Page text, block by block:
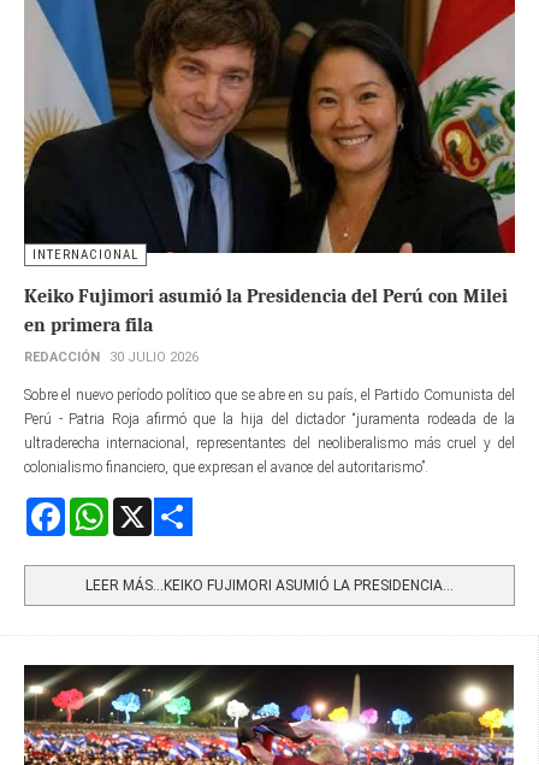
INTERNACIONAL
Keiko Fujimori asumió la Presidencia del Perú con Milei
en primera fila
REDACCIÓN 30 JULIO 2026
Sobre el nuevo período político que se abre en su país, el Partido Comunista del
Perú - Patria Roja afirmó que la hija del dictador “juramenta rodeada de la
ultraderecha internacional, representantes del neoliberalismo más cruel y del
colonialismo financiero, que expresan el avance del autoritarismo”.
FacebookWhatsApp
LEER MÁS…KEIKO FUJIMORI ASUMIÓ LA PRESIDENCIA...